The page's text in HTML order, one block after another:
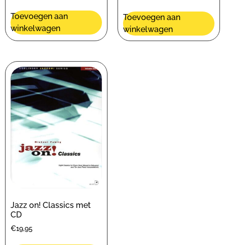
Toevoegen aan
winkelwagen
Toevoegen aan
winkelwagen
Jazz on! Classics met
CD
€19,95